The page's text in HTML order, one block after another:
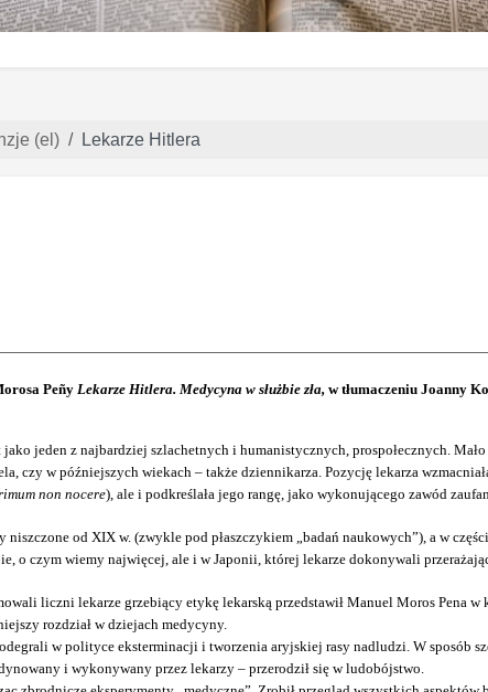
(el) Lekarze Hitlera
Peñy Lekarze Hitlera. Medycyna w służbie zła, w tłumaczeniu Joanny
jeden z najbardziej szlachetnych i humanistycznych, prospołecznych.
czy w późniejszych wiekach – także dziennikarza. Pozycję lekarza
non nocere), ale i podkreślała jego rangę, jako wykonującego zawód
niszczone od XIX w. (zwykle pod płaszczykiem „badań naukowych”), a w
o czym wiemy najwięcej, ale i w Japonii, której lekarze dokonywali
liczni lekarze grzebiący etykę lekarską przedstawił Manuel Moros Pena w
rozdział w dziejach medycyny.
w polityce eksterminacji i tworzenia aryjskiej rasy nadludzi. W sposób
i wykonywany przez lekarzy – przerodził się w ludobójstwo.